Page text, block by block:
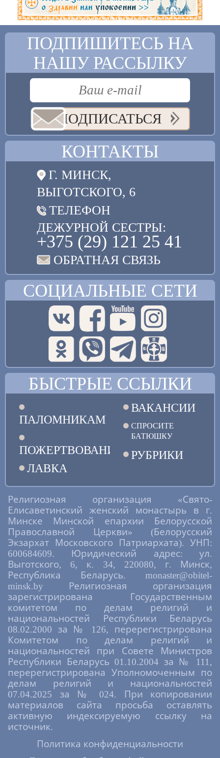
ПОДПИШИТЕСЬ НА
НАШУ РАССЫЛКУ
ПОДПИСАТЬСЯ
КОНТАКТЫ
Г. МИНСК,
ВЫГОТСКОГО, 6
ТЕЛЕФОН
ДЕЖУРНОЙ СЕСТРЫ:
+375 (29) 121 25 41
ОБРАТНАЯ СВЯЗЬ
СОЦИАЛЬНЫЕ СЕТИ
БЫСТРЫЕ ССЫЛКИ
ПАЛОМНИКАМ
ПОЖЕРТВОВАНИЯ
ЛАВКА
ВАКАНСИИ
СПРОСИТЕ
БАТЮШКУ
РУБРИКИ
Религиозная организация «Свято-
Елисаветинский женский монастырь в г.
Минске Минской епархии Белорусской
Православной Церкви» (Белорусский
Экзархат Московского Патриархата). УНП:
600684609. Юридический адрес: ул.
Выготского, 6, к. 34, 220080, г. Минск,
Республика Беларусь. monaster@obitel-
minsk.by Религиозная организация
зарегистрирована Государственным
комитетом по делам религий и
национальностей Республики Беларусь
08.02.2000 за № 126, перерегистрирована
Комитетом по делам религий и
национальностей при Совете Министров
Республики Беларусь 01.10.2004 за № 111,
перерегистрирована Уполномоченным по
делам религий и национальностей
07.04.2025 за № 024. При копировании
материалов сайта просьба оставлять
активную индексируемую ссылку на
источник.
Политика конфиденциальности